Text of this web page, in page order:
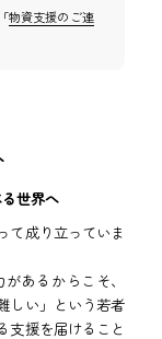
物資支援のご連
世界へ
て成り立っていま
あるからこそ、
しい」という若者
支援を届けること